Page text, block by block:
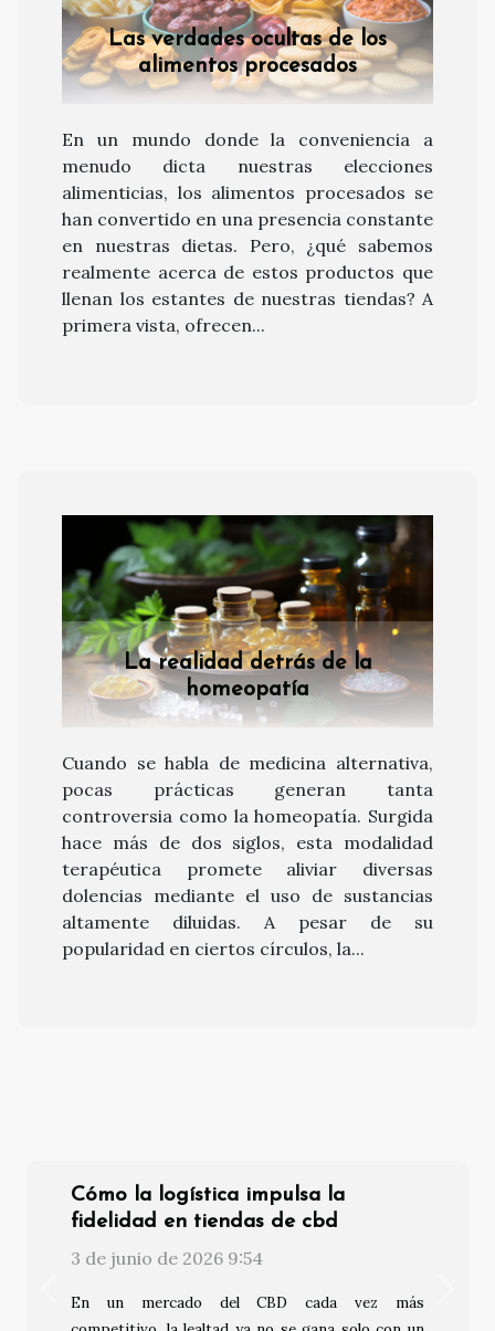
Las verdades ocultas de los
alimentos procesados
En un mundo donde la conveniencia a
menudo dicta nuestras elecciones
alimenticias, los alimentos procesados se
han convertido en una presencia constante
en nuestras dietas. Pero, ¿qué sabemos
realmente acerca de estos productos que
llenan los estantes de nuestras tiendas? A
primera vista, ofrecen...
La realidad detrás de la
homeopatía
Cuando se habla de medicina alternativa,
pocas prácticas generan tanta
controversia como la homeopatía. Surgida
hace más de dos siglos, esta modalidad
terapéutica promete aliviar diversas
dolencias mediante el uso de sustancias
altamente diluidas. A pesar de su
popularidad en ciertos círculos, la...
Cómo la logística impulsa la
fidelidad en tiendas de cbd
3 de junio de 2026 9:54
En un mercado del CBD cada vez más
Previous